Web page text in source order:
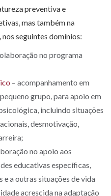
preventiva e
mas também na
seguintes domínios:
no programa
– acompanhamento em
grupo, para apoio em
incluindo situações
desmotivação,
no apoio aos
educativas específicas,
e a outras situações de vida
acrescida na adaptação